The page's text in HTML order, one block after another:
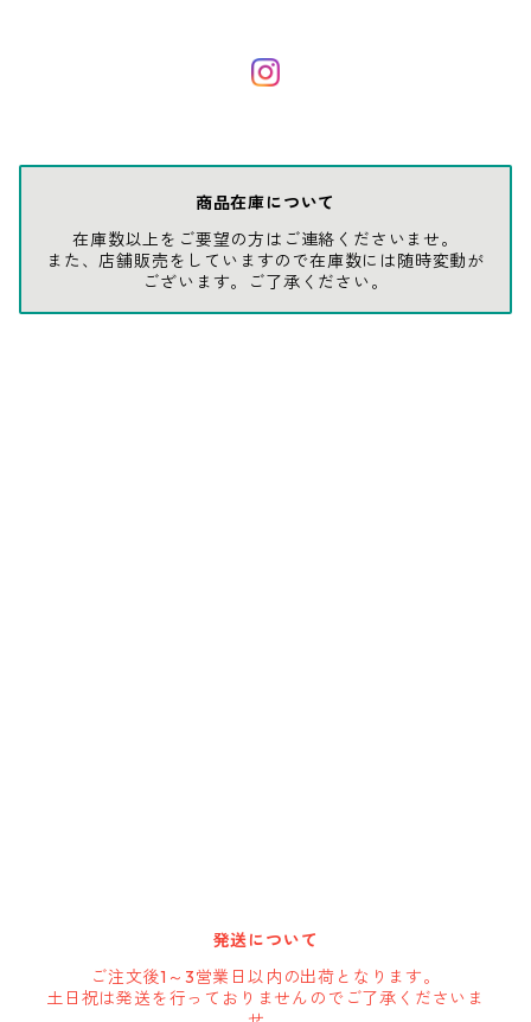
グローブ
バッグ
BEHRENS
BORA
HOLSTERY
商品在庫について
在庫数以上をご要望の方はご連絡くださいませ。
また、店舗販売をしていますので在庫数には随時変動が
ございます。ご了承ください。
発送について
ご注文後1～3営業日以内の出荷となります。
土日祝は発送を行っておりませんのでご了承くださいま